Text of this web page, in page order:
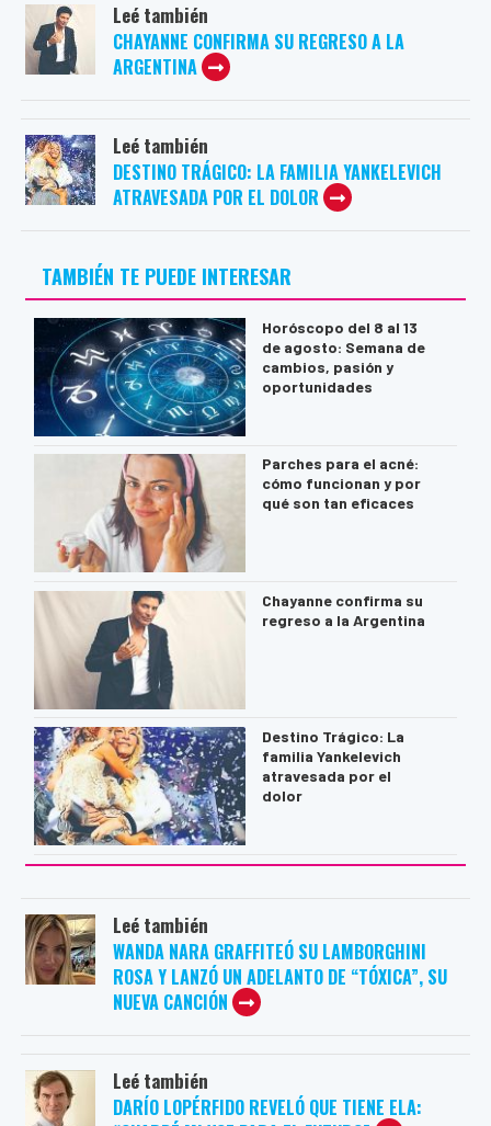
Leé también
CHAYANNE CONFIRMA SU REGRESO A LA
ARGENTINA
Leé también
DESTINO TRÁGICO: LA FAMILIA YANKELEVICH
ATRAVESADA POR EL DOLOR
TAMBIÉN TE PUEDE INTERESAR
Horóscopo del 8 al 13
de agosto: Semana de
cambios, pasión y
oportunidades
Parches para el acné:
cómo funcionan y por
qué son tan eficaces
Chayanne confirma su
regreso a la Argentina
Destino Trágico: La
familia Yankelevich
atravesada por el
dolor
Leé también
WANDA NARA GRAFFITEÓ SU LAMBORGHINI
ROSA Y LANZÓ UN ADELANTO DE “TÓXICA”, SU
NUEVA CANCIÓN
Leé también
DARÍO LOPÉRFIDO REVELÓ QUE TIENE ELA: